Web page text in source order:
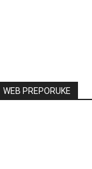
WEB PREPORUKE